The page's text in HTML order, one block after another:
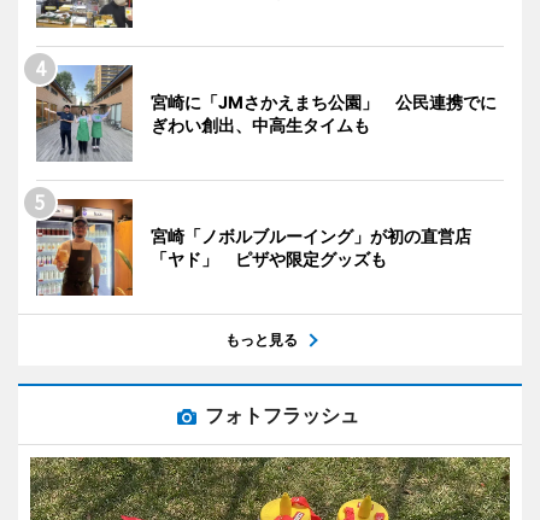
宮崎に「JMさかえまち公園」 公民連携でに
ぎわい創出、中高生タイムも
宮崎「ノボルブルーイング」が初の直営店
「ヤド」 ピザや限定グッズも
もっと見る
フォトフラッシュ